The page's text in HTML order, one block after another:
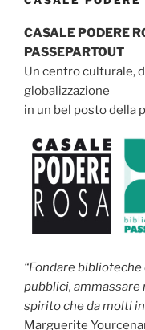
CASALE PODERE
PASSEPARTOUT
Un centro culturale,
globalizzazione
in un bel posto della
“Fondare
pubblici, ammassare
spirito che da molti
Marguerite